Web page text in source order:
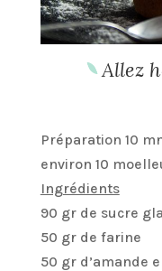
Allez
Préparation 10
environ 10
Ingrédients
90 gr de sucre
50 gr de farine
50 gr d’amande